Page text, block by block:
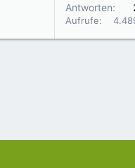
Antworten
Aufrufe